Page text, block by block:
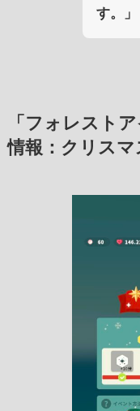
す。」
「フォレスト
情報：クリスマ